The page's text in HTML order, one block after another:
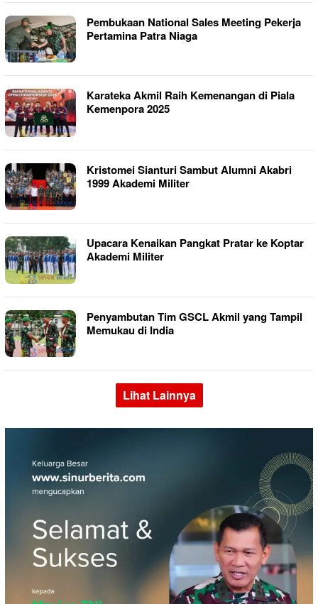
Pembukaan National Sales Meeting Pekerja
Pertamina Patra Niaga
Karateka Akmil Raih Kemenangan di Piala
Kemenpora 2025
Kristomei Sianturi Sambut Alumni Akabri
1999 Akademi Militer
Upacara Kenaikan Pangkat Pratar ke Koptar
Akademi Militer
Penyambutan Tim GSCL Akmil yang Tampil
Memukau di India
Lihat Lainnya